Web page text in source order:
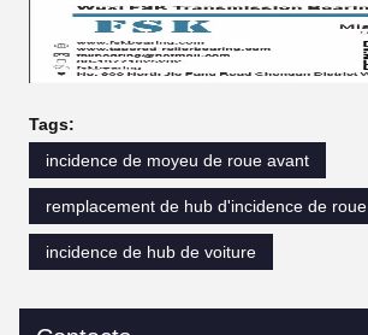
Tags:
incidence de moyeu de roue avant
remplacement de hub d'incidence de roue
incidence de hub de voiture